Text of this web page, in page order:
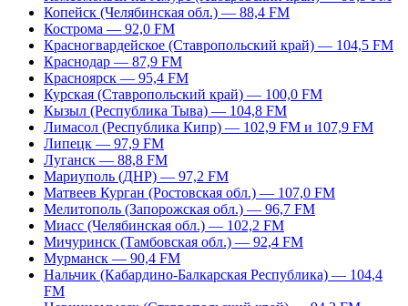
Копейск (Челябинская обл.) — 88,4 FM
Кострома — 92,0 FM
Красногвардейское (Ставропольский край) — 104,5 FM
Краснодар — 87,9 FM
Красноярск — 95,4 FM
Курская (Ставропольский край) — 100,0 FM
Кызыл (Республика Тыва) — 104,8 FM
Лимасол (Республика Кипр) — 102,9 FM и 107,9 FM
Липецк — 97,9 FM
Луганск — 88,8 FM
Мариуполь (ДНР) — 97,2 FM
Матвеев Курган (Ростовская обл.) — 107,0 FM
Мелитополь (Запорожская обл.) — 96,7 FM
Миасс (Челябинская обл.) — 102,2 FM
Мичуринск (Тамбовская обл.) — 92,4 FM
Мурманск — 90,4 FM
Нальчик (Кабардино-Балкарская Республика) — 104,4
FM